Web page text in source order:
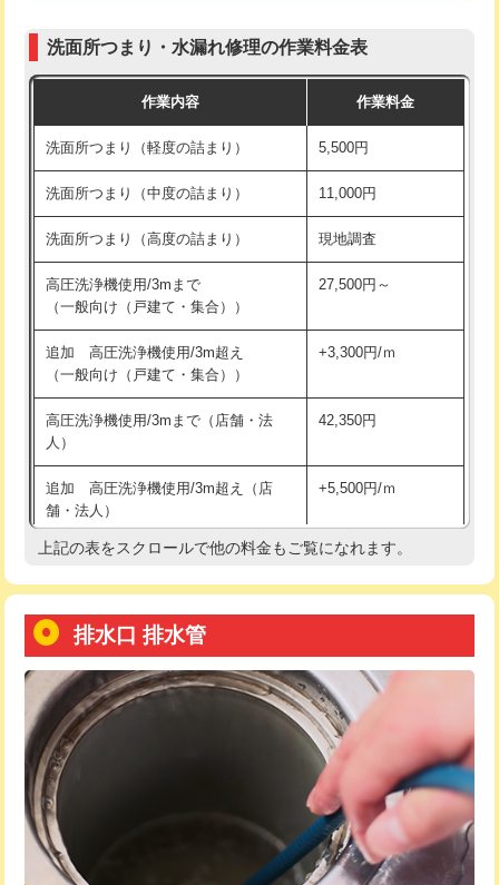
モルタル補修（厚さ10㎝まで） 27,500円
モルタル補修（厚さ10㎝超え） 38,500円
洗面台設置 38,500円
バスタブ設置 現場見積
追加人工 16,500円
廃棄・処分
※給水管工事は20mmまでの価格です。
（P/S/ポップアップ））
交換・取付（その他部品） 11,000円+材料費
持込商品取付（単水栓） 13,200円
持込商品取付（混合水栓） 16,500円
持込商品取付（浄水器・分岐水栓） 16,500円
給水管工事※（ホール加工) 16,500円
給水管工事※（バンド止め)
給水管工事※（支持金具設置) 5,500円
給水管工事※（保温材使用（バンド止
め込み）)
5,500円
給水管工事※（土の掘削・埋め戻し作
業)
11,000円
用/3ｍまで)
用（追加）/3ｍ超え)
給水管工事※（ライニング鋼管・銅
管・ポリ管・HT管使用/3ｍまで)
44,000円
給水管工事※（ライニング鋼管・銅
管・ポリ管・HT管使用/3ｍ超え)
+8,800円
排水管工事（土の掘削・埋め戻し作
業）
11,000円~
排水管工事（排水管工事/3ｍまで） 55,000円
洗面所つまり・水漏れ修理の作業料金表
作業内容 作業料金
洗面所つまり（軽度の詰まり） 5,500円
洗面所つまり（中度の詰まり） 11,000円
洗面所つまり（高度の詰まり） 現地調査
高圧洗浄機使用/3mまで
（一般向け（戸建て・集合））
27,500円～
追加 高圧洗浄機使用/3m超え
（一般向け（戸建て・集合））
+3,300円/ｍ
高圧洗浄機使用/3mまで（店舗・法
人）
42,350円
追加 高圧洗浄機使用/3m超え（店
舗・法人）
+5,500円/ｍ
高度高圧洗浄換 現地調査
トーラー機使用/3mまで
追加トーラー機使用/3m超え +3,300円
カメラ調査 33,000円
桝清掃 8,800円
止水・漏水調査・防水処理・清掃・修
理・調整・分解・加工など（軽作業）
11,000円
上記の表をスクロールで他の料金もご覧になれます。
排水口 排水管